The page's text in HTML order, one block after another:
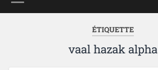
ÉTIQUETTE
vaal hazak alpha